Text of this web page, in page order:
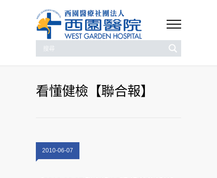
看懂健檢【聯合報】
2010-06-07